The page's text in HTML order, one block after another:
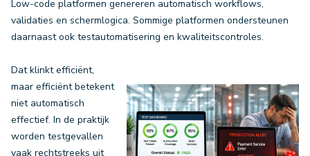
Low-code platformen genereren automatisch workflows,
validaties en schermlogica. Sommige platformen ondersteunen
daarnaast ook testautomatisering en kwaliteitscontroles.
Dat klinkt efficiënt,
maar efficiënt betekent
niet automatisch
effectief. In de praktijk
worden testgevallen
vaak rechtstreeks uit